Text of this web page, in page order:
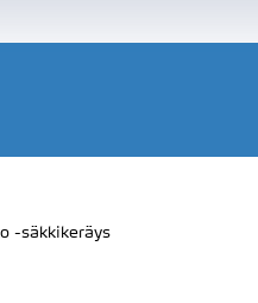
-säkkikeräys